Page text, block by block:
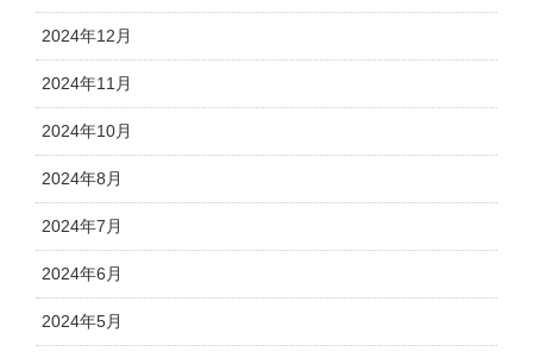
2024年12月
2024年11月
2024年10月
2024年8月
2024年7月
2024年6月
2024年5月